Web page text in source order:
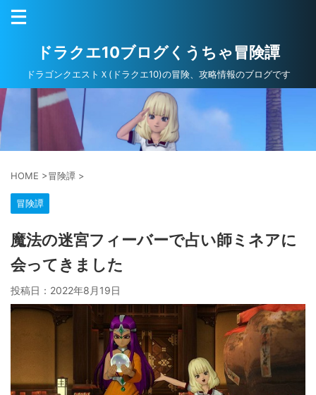
ドラクエ10ブログくうちゃ冒険譚
ドラゴンクエストＸ(ドラクエ10)の冒険、攻略情報のブログです
HOME >冒険譚 >
冒険譚
魔法の迷宮フィーバーで占い師ミネアに
会ってきました
投稿日： 2022年8月19日